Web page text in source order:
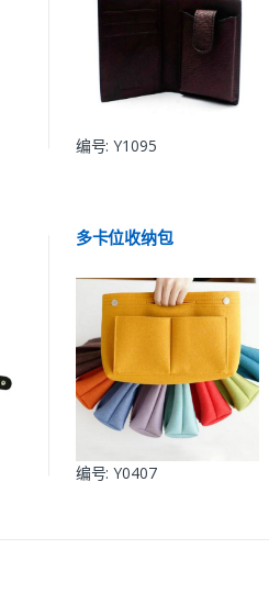
编号: Y1095
多卡位收纳包
编号: Y0407